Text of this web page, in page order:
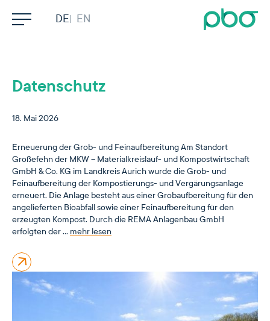
DEUTSCH
ENGLISH
Unternehmen
Kompetenzen
Leistungen
Projekte
Kontakt
Datenschutz
18. Mai 2026
Erneuerung der Grob- und Feinaufbereitung Am Standort
Großefehn der MKW – Materialkreislauf- und Kompostwirtschaft
GmbH & Co. KG im Landkreis Aurich wurde die Grob- und
Feinaufbereitung der Kompostierungs- und Vergärungsanlage
erneuert. Die Anlage besteht aus einer Grobaufbereitung für den
angelieferten Bioabfall sowie einer Feinaufbereitung für den
erzeugten Kompost. Durch die REMA Anlagenbau GmbH
erfolgten der … mehr lesen